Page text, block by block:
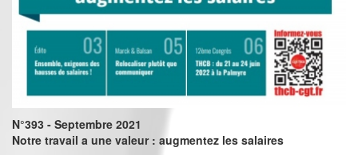
N°393 - Septembre 2021
Notre travail a une valeur : augmentez les salaires